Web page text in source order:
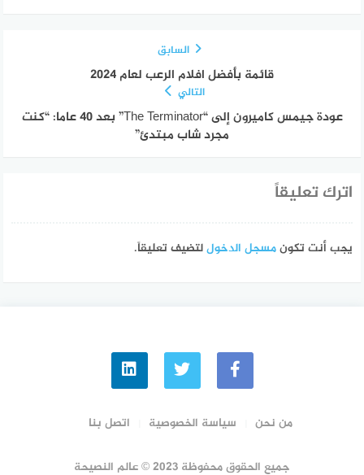
السابق
قائمة بأفضل افلام الرعب لعام 2024
التالي
عودة جيمس كاميرون إلى “The Terminator” بعد 40 عاما: “كنت
مجرد شاب مبتدئ”
اترك تعليقاً
يجب أنت تكونمسجل الدخوللتضيف تعليقاً.
من نحن سياسة الخصوصية اتصل بنا
جميع الحقوق محفوظة 2023 © عالم النصيحة